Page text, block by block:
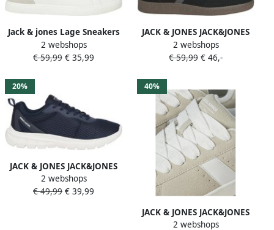
Jack & jones Lage Sneakers
Jack & Jones JFWJORDAN
SNEAKER
2 webshops
€ 59,99 € 35,99
JACK & JONES JACK&JONES
JFWMATEO SNEAKER OT
Heren Veterschoenen
2 webshops
€ 59,99 € 46,-
20%
JACK & JONES JACK&JONES
JFWTAYLOR MESH SNEAKER
OT LN Heren
2 webshops
€ 49,99 € 39,99
40%
JACK & JONES JACK&JONES
JFWMILES SYN SUEDE
2 webshops